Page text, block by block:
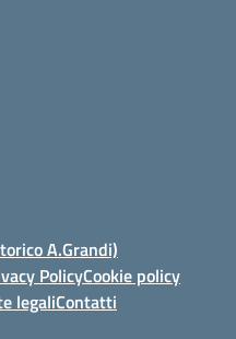
A.Grandi)
PolicyCookie policy
legaliContatti